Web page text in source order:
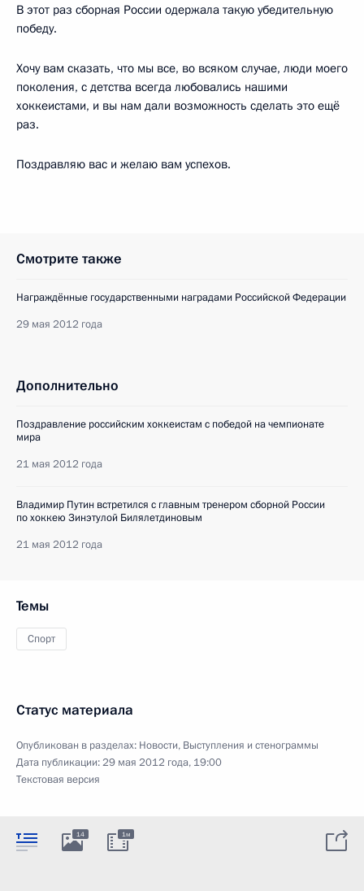
В этот раз сборная России одержала такую убедительную
победу.
Хочу вам сказать, что мы все, во всяком случае, люди моего
поколения, с детства всегда любовались нашими
хоккеистами, и вы нам дали возможность сделать это ещё
раз.
Поздравляю вас и желаю вам успехов.
Смотрите также
Награждённые государственными наградами Российской Федерации
29 мая 2012 года
Дополнительно
Поздравление российским хоккеистам с победой на чемпионате
мира
21 мая 2012 года
Владимир Путин встретился с главным тренером сборной России
по хоккею Зинэтулой Билялетдиновым
21 мая 2012 года
Темы
Спорт
Статус материала
Опубликован в разделах: Новости, Выступления и стенограммы
Дата публикации:29 мая 2012 года, 19:00
Текстовая версия
14 1м